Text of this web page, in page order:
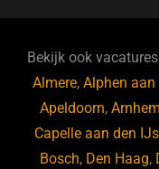
b
o
o
k
ky dI
n
Bekijk ook
Almere,Alphen aan
Apeldoorn,Arnhem
Capelle aan den
Bosch, Den Haag,